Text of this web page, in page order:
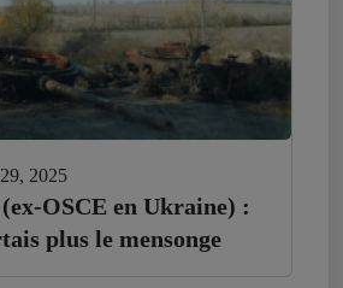
2025
OSCE en Ukraine) :
plus le mensonge